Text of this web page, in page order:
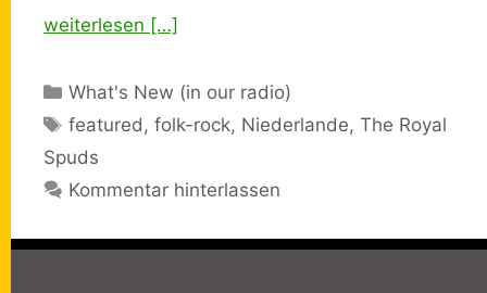
weiterlesen […]
Kategorien
What's New (in our radio)
Schlagwörter
featured ,folk-rock, Niederlande,The Royal
Spuds
Kommentar hinterlassen